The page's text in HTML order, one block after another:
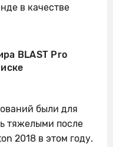
в качестве
BLAST Pro
были для
тяжелыми после
2018 в этом году.